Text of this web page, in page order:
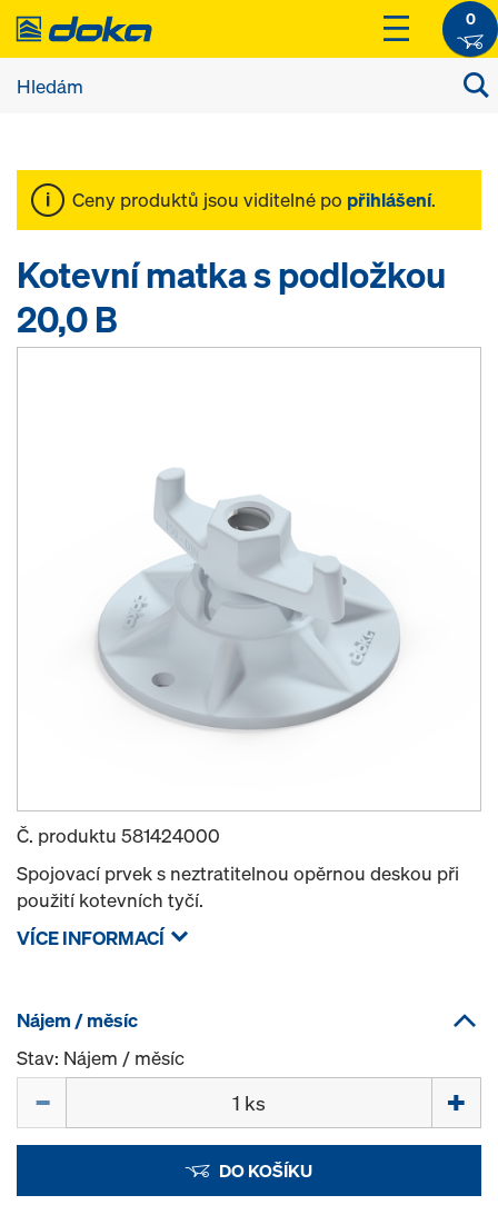
0
Ceny produktů jsou viditelné po přihlášení.
Kotevní matka s podložkou
20,0 B
Č. produktu 581424000
Spojovací prvek s neztratitelnou opěrnou deskou při
použití kotevních tyčí.
VÍCE INFORMACÍ
Nájem / měsíc
Stav: Nájem / měsíc
DO KOŠÍKU